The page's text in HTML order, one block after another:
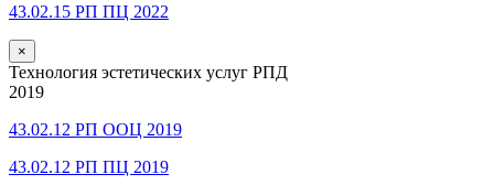
43.02.15 РП ПЦ 2022
×
Технология эстетических услуг РПД
2019
43.02.12 РП ООЦ 2019
43.02.12 РП ПЦ 2019